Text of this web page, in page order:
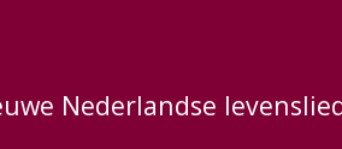
Nederlandse